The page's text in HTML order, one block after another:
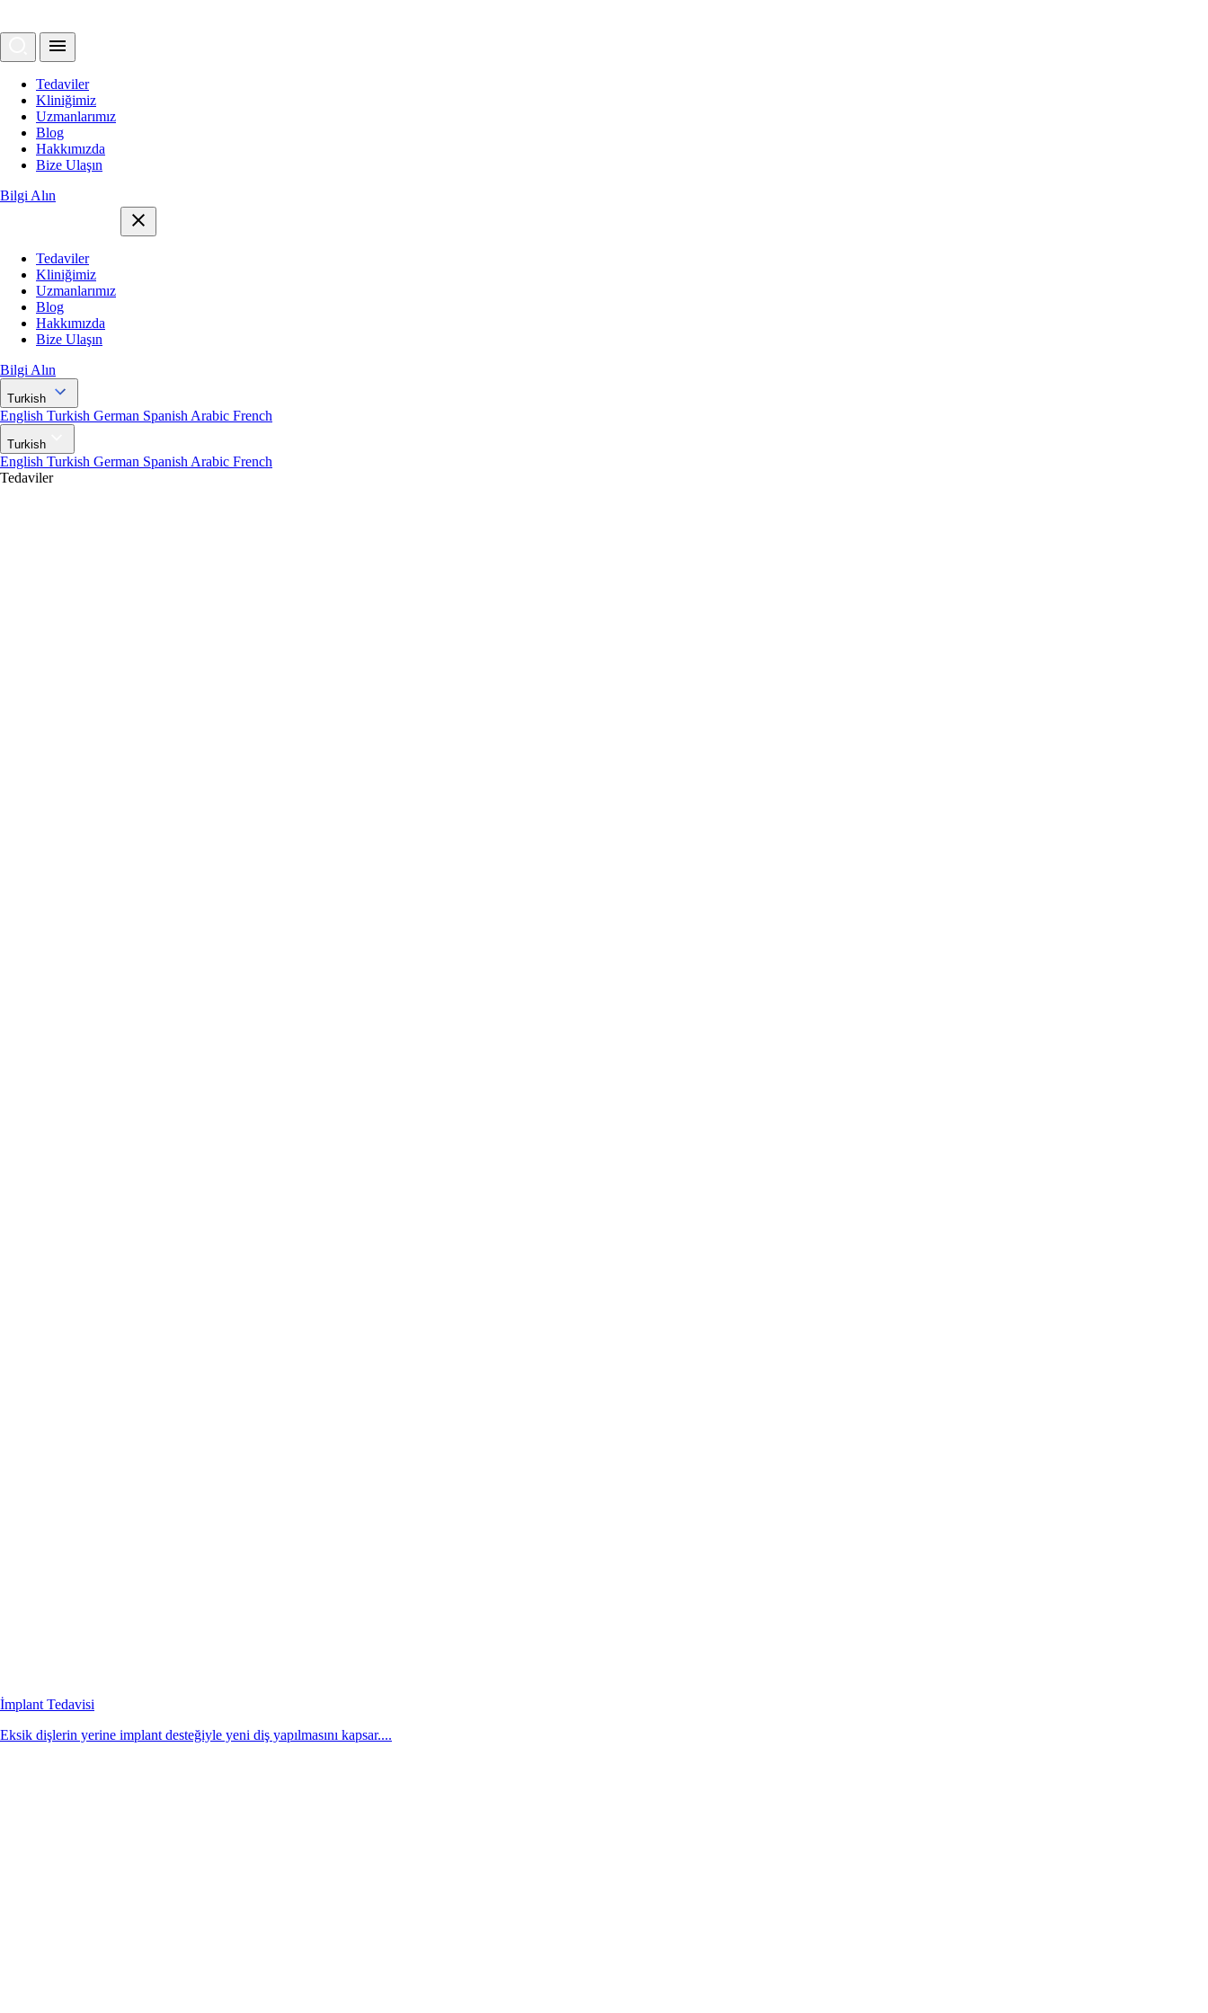
Tedaviler
Kliniğimiz
Uzmanlarımız
Blog
Hakkımızda
Bize Ulaşın
Bilgi Alın
Tedaviler
Kliniğimiz
Uzmanlarımız
Blog
Hakkımızda
Bize Ulaşın
Bilgi Alın
Turkish
English Turkish German Spanish Arabic French
Turkish
English Turkish German Spanish Arabic French
Tedaviler
İmplant Tedavisi
Eksik dişlerin yerine implant desteğiyle yeni diş yapılmasını kapsar....